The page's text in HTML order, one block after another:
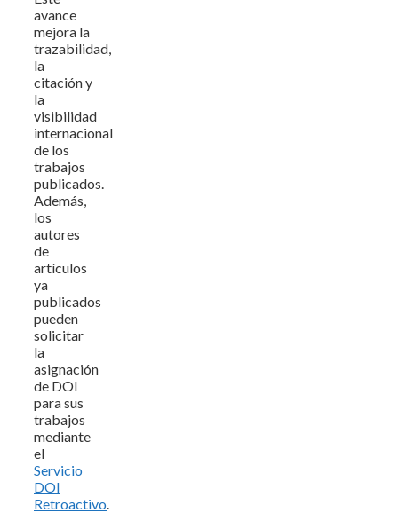
avance
mejora la
trazabilidad,
la
citación y
la
visibilidad
internacional
de los
trabajos
publicados.
Además,
los
autores
de
artículos
ya
publicados
pueden
solicitar
la
asignación
de DOI
para sus
trabajos
mediante
el
Servicio
DOI
Retroactivo